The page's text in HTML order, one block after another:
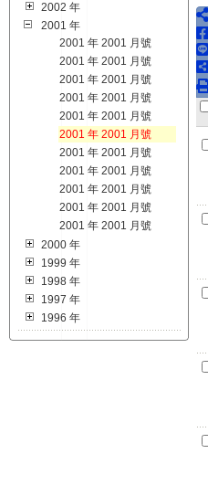
2002 年
2001 年
2001 年 2001 月號
2001 年 2001 月號
2001 年 2001 月號
2001 年 2001 月號
2001 年 2001 月號
2001 年 2001 月號
2001 年 2001 月號
2001 年 2001 月號
2001 年 2001 月號
2001 年 2001 月號
2001 年 2001 月號
2000 年
1999 年
1998 年
1997 年
1996 年